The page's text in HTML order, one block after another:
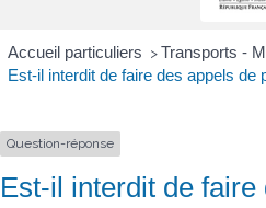
Accueil particuliers > Transports -
Est-il interdit de faire des appels de
Question-réponse
Est-il interdit de faire